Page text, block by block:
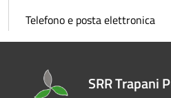
Telefono e posta elettronica
SRR Trapani